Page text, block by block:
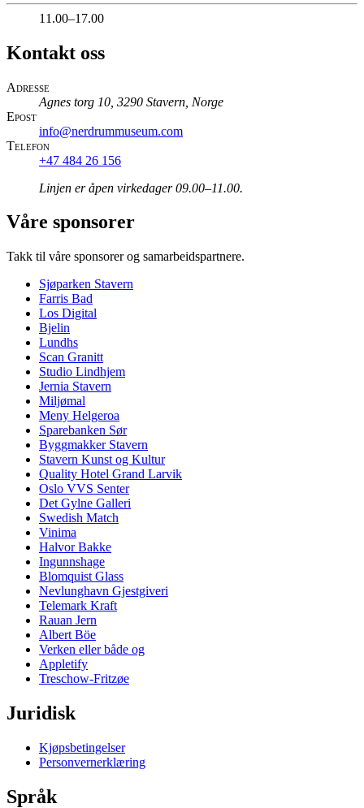
11.00–17.00
Kontakt oss
Adresse
Agnes torg 10, 3290 Stavern, Norge
Epost
info@nerdrummuseum.com
Telefon
+47 484 26 156
Linjen er åpen virkedager 09.00–11.00.
Våre sponsorer
Takk til våre sponsorer og samarbeidspartnere.
Sjøparken Stavern
Farris Bad
Los Digital
Bjelin
Lundhs
Scan Granitt
Studio Lindhjem
Jernia Stavern
Miljømal
Meny Helgeroa
Sparebanken Sør
Byggmakker Stavern
Stavern Kunst og Kultur
Quality Hotel Grand Larvik
Oslo VVS Senter
Det Gylne Galleri
Swedish Match
Vinima
Halvor Bakke
Ingunnshage
Blomquist Glass
Nevlunghavn Gjestgiveri
Telemark Kraft
Rauan Jern
Albert Böe
Verken eller både og
Appletify
Treschow-Fritzøe
Juridisk
Kjøpsbetingelser
Personvernerklæring
Språk